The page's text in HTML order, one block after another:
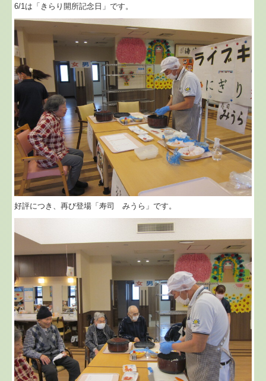
6/1は「きらり開所記念日」です。
好評につき、再び登場「寿司 みうら」です。